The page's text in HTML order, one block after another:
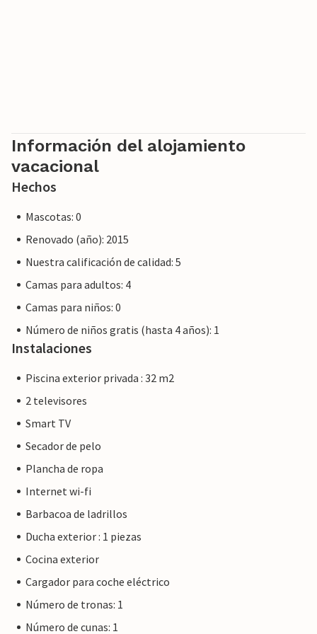
Información del alojamiento
vacacional
Hechos
Mascotas: 0
Renovado (año): 2015
Nuestra calificación de calidad: 5
Camas para adultos: 4
Camas para niños: 0
Número de niños gratis (hasta 4 años): 1
Instalaciones
Piscina exterior privada : 32 m2
2 televisores
Smart TV
Secador de pelo
Plancha de ropa
Internet wi-fi
Barbacoa de ladrillos
Ducha exterior : 1 piezas
Cocina exterior
Cargador para coche eléctrico
Número de tronas: 1
Número de cunas: 1